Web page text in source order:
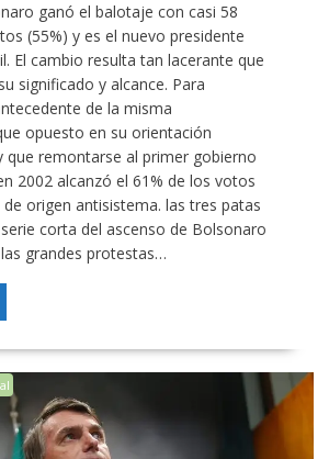
ganó el balotaje con casi 58
(55%) y es el nuevo presidente
El cambio resulta tan lacerante que
significado y alcance. Para
de la misma
opuesto en su orientación
que remontarse al primer gobierno
2002 alcanzó el 61% de los votos
origen antisistema. las tres patas
corta del ascenso de Bolsonaro
grandes protestas…